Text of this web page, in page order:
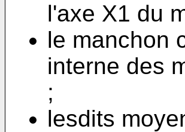
l'axe X1 du
le manchon
interne des
;
lesdits